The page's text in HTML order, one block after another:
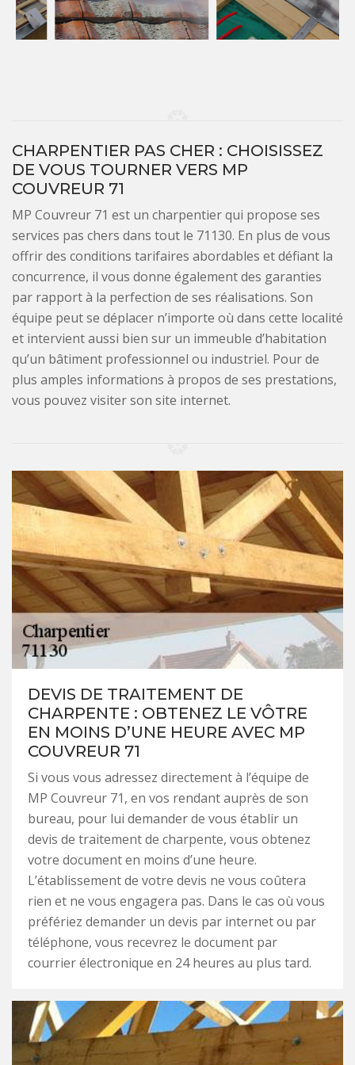
CHARPENTIER PAS CHER : CHOISISSEZ
DE VOUS TOURNER VERS MP
COUVREUR 71
MP Couvreur 71 est un charpentier qui propose ses
services pas chers dans tout le 71130. En plus de vous
offrir des conditions tarifaires abordables et défiant la
concurrence, il vous donne également des garanties
par rapport à la perfection de ses réalisations. Son
équipe peut se déplacer n’importe où dans cette localité
et intervient aussi bien sur un immeuble d’habitation
qu’un bâtiment professionnel ou industriel. Pour de
plus amples informations à propos de ses prestations,
vous pouvez visiter son site internet.
DEVIS DE TRAITEMENT DE
CHARPENTE : OBTENEZ LE VÔTRE
EN MOINS D’UNE HEURE AVEC MP
COUVREUR 71
Si vous vous adressez directement à l’équipe de
MP Couvreur 71, en vos rendant auprès de son
bureau, pour lui demander de vous établir un
devis de traitement de charpente, vous obtenez
votre document en moins d’une heure.
L’établissement de votre devis ne vous coûtera
rien et ne vous engagera pas. Dans le cas où vous
préfériez demander un devis par internet ou par
téléphone, vous recevrez le document par
courrier électronique en 24 heures au plus tard.